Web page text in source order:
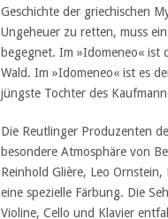
Geschichte der griechischen
Ungeheuer zu retten, muss
begegnet. Im »Idomeneo« ist
Wald. Im »Idomeneo« ist es
jüngste Tochter des
Die Reutlinger Produzenten
besondere Atmosphäre von
Reinhold Glière, Leo
eine spezielle Färbung. Die
Violine, Cello und Klavier